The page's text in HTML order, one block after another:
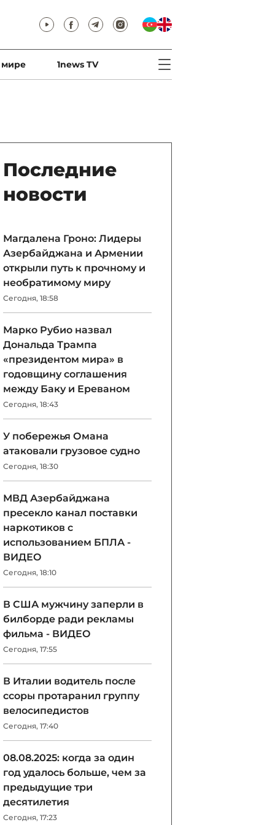
мире 1news TV
Последние
новости
Магдалена Гроно: Лидеры
Азербайджана и Армении
открыли путь к прочному и
необратимому миру
Сегодня, 18:58
Марко Рубио назвал
Дональда Трампа
«президентом мира» в
годовщину соглашения
между Баку и Ереваном
Сегодня, 18:43
У побережья Омана
атаковали грузовое судно
Сегодня, 18:30
МВД Азербайджана
пресекло канал поставки
наркотиков с
использованием БПЛА -
ВИДЕО
Сегодня, 18:10
В США мужчину заперли в
билборде ради рекламы
фильма - ВИДЕО
Сегодня, 17:55
В Италии водитель после
ссоры протаранил группу
велосипедистов
Сегодня, 17:40
08.08.2025: когда за один
год удалось больше, чем за
предыдущие три
десятилетия
Сегодня, 17:23